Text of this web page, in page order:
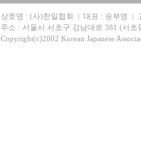
상호명 : (사)한일협회 | 대표 : 송부영 |
주소 : 서울시 서초구 강남대로 381 (서
Copyright(c)2002 Korean Japanese